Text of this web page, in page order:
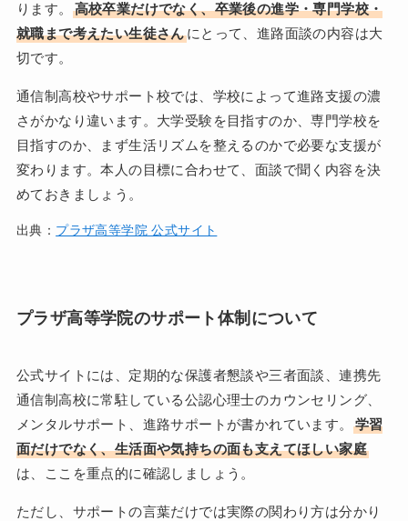
ります。
高校卒業だけでなく、卒業後の進学・専門学校・
就職まで考えたい生徒さんにとって、進路面談の内容は大
切です。
通信制高校やサポート校では、学校によって進路支援の濃
さがかなり違います。大学受験を目指すのか、専門学校を
目指すのか、まず生活リズムを整えるのかで必要な支援が
変わります。本人の目標に合わせて、面談で聞く内容を決
めておきましょう。
出典： プラザ高等学院 公式サイト
プラザ高等学院のサポート体制について
公式サイトには、定期的な保護者懇談や三者面談、連携先
通信制高校に常駐している公認心理士のカウンセリング、
メンタルサポート、進路サポートが書かれています。
学習
面だけでなく、生活面や気持ちの面も支えてほしい家庭
は、ここを重点的に確認しましょう。
ただし、サポートの言葉だけでは実際の関わり方は分かり